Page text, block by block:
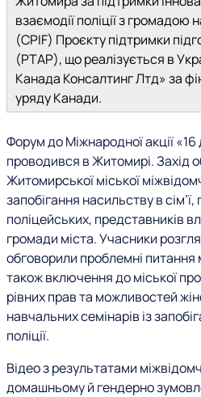
взаємодії поліції з громадою
(CPIF) Проєкту підтримки
(PTAP), що реалізується в
Канада Консалтинг Лтд» за
уряду Канади.
Форум до Міжнародної акції
проводився в Житомирі. Захід
Житомирської міської
запобігання насильству в
поліцейських, представників
громади міста. Учасники
обговорили проблемні питання
також включення до міської
рівних прав та можливостей
навчальних семінарів із
поліції.
Відео з результатами
домашньому й гендерно